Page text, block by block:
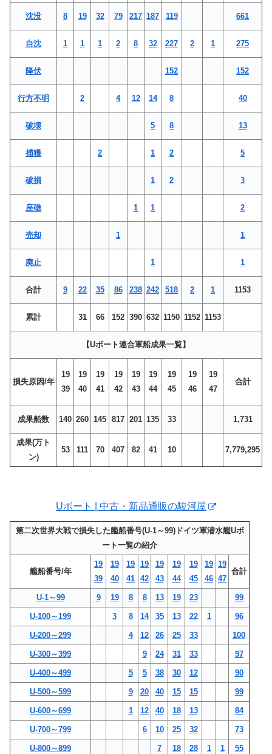
沈没 8 19 32 79 217 187 119 661
自沈 1 1 1 2 8 32 227 2 1 275
降伏 152 152
行方不明 2 4 12 14 8 40
破壊 5 8 13
捕獲 2 1 2 5
破損 1 2 3
座礁 1 1 2
売却 1 1
廃止 1 1
合計 9 22 35 86 238 242 518 2 1 1153
累計 31 66 152 390 632 1150 1152 1153
【Uボート連合軍船成果一覧】
損失原因/年
19
39
19
40
19
41
19
42
19
43
19
44
19
45
19
46
19
47
合計
成果船数 140 260 145 817 201 135 33 1,731
成果(万ト
ン)
53 111 70 407 82 41 10 7,779,295
Uボート | 中古・新品通販の駿河屋
第二次世界大戦で損失した艦船番号(U-1～99)ドイツ軍潜水艦Uボ
ート一覧の紹介
艦船番号/年
19
39
19
40
19
41
19
42
19
43
19
44
19
45
19
46
19
47
合計
U-1～99 9 19 8 8 13 19 23 99
U-100～199 3 8 14 35 13 22 1 96
U-200～299 4 12 26 25 33 100
U-300～399 9 24 31 33 97
U-400～499 5 5 38 30 12 90
U-500～599 9 20 40 15 15 99
U-600～699 1 12 40 18 13 84
U-700～799 6 10 25 32 73
U-800～899 7 18 28 1 1 55